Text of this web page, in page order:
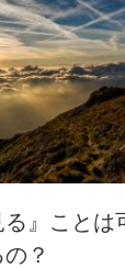
る』こと
？